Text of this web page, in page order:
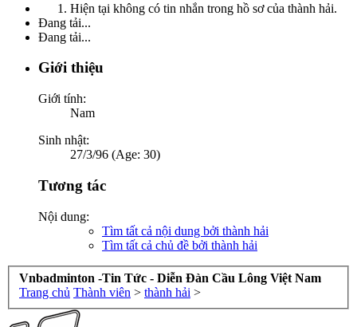
Hiện tại không có tin nhắn trong hồ sơ của thành hải.
Đang tải...
Đang tải...
Giới thiệu
Giới tính:
Nam
Sinh nhật:
27/3/96 (Age: 30)
Tương tác
Nội dung:
Tìm tất cả nội dung bởi thành hải
Tìm tất cả chủ đề bởi thành hải
Vnbadminton -Tin Tức - Diễn Đàn Cầu Lông Việt Nam
Trang chủ Thành viên > thành hải >